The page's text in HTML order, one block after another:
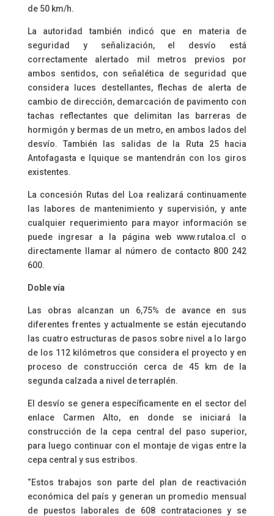
de 50 km/h.
La autoridad también indicó que en materia de
seguridad y señalización, el desvío está
correctamente alertado mil metros previos por
ambos sentidos, con señalética de seguridad que
considera luces destellantes, flechas de alerta de
cambio de dirección, demarcación de pavimento con
tachas reflectantes que delimitan las barreras de
hormigón y bermas de un metro, en ambos lados del
desvío. También las salidas de la Ruta 25 hacia
Antofagasta e Iquique se mantendrán con los giros
existentes.
La concesión Rutas del Loa realizará continuamente
las labores de mantenimiento y supervisión, y ante
cualquier requerimiento para mayor información se
puede ingresar a la página web www.rutaloa.cl o
directamente llamar al número de contacto 800 242
600.
Doble vía
Las obras alcanzan un 6,75% de avance en sus
diferentes frentes y actualmente se están ejecutando
las cuatro estructuras de pasos sobre nivel a lo largo
de los 112 kilómetros que considera el proyecto y en
proceso de construcción cerca de 45 km de la
segunda calzada a nivel de terraplén.
El desvío se genera específicamente en el sector del
enlace Carmen Alto, en donde se iniciará la
construcción de la cepa central del paso superior,
para luego continuar con el montaje de vigas entre la
cepa central y sus estribos.
“Estos trabajos son parte del plan de reactivación
económica del país y generan un promedio mensual
de puestos laborales de 608 contrataciones y se